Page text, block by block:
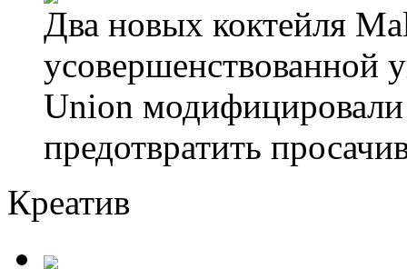
Два новых коктейля
усовершенствованной
Union модифицировали
предотвратить
Креатив